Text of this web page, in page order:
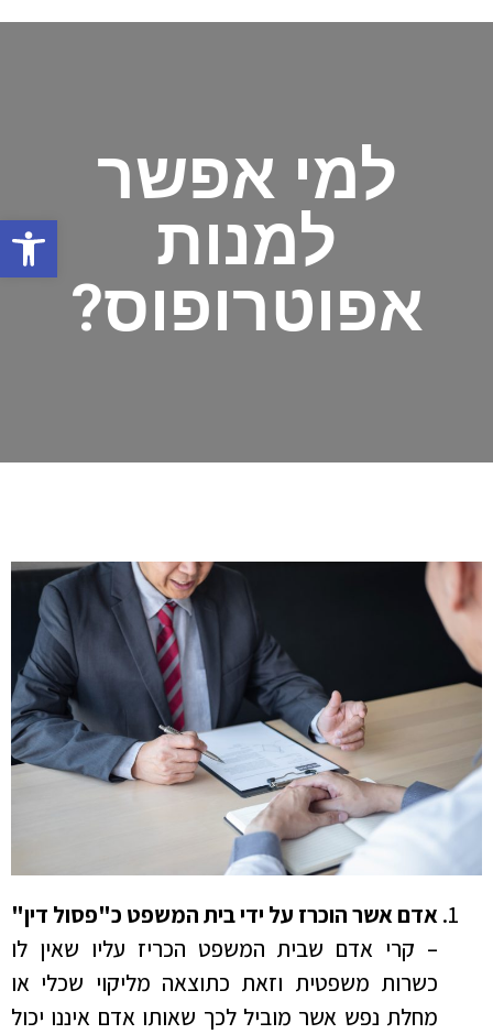
למי אפשר
למנות
אפוטרופוס?
אדם אשר הוכרז על ידי בית המשפט כ"פסול דין"
– קרי אדם שבית המשפט הכריז עליו שאין לו
כשרות משפטית וזאת כתוצאה מליקוי שכלי או
מחלת נפש אשר מוביל לכך שאותו אדם איננו יכול